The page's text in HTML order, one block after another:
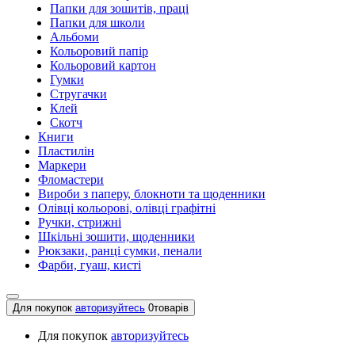
Папки для зошитів, праці
Папки для школи
Альбоми
Кольоровий папір
Кольоровий картон
Гумки
Стругачки
Клей
Скотч
Книги
Пластилін
Маркери
Фломастери
Вироби з паперу, блокноти та щоденники
Олівці кольорові, олівці графітні
Ручки, стрижні
Шкільні зошити, щоденники
Рюкзаки, ранці сумки, пенали
Фарби, гуаш, кисті
Для покупок авторизуйтесь 0товарів
Для покупок авторизуйтесь